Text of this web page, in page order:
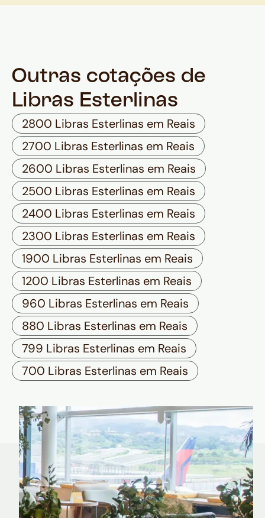
Outras cotações de
Libras Esterlinas
2800 Libras Esterlinas em Reais
2700 Libras Esterlinas em Reais
2600 Libras Esterlinas em Reais
2500 Libras Esterlinas em Reais
2400 Libras Esterlinas em Reais
2300 Libras Esterlinas em Reais
1900 Libras Esterlinas em Reais
1200 Libras Esterlinas em Reais
960 Libras Esterlinas em Reais
880 Libras Esterlinas em Reais
799 Libras Esterlinas em Reais
700 Libras Esterlinas em Reais
Quem é Nomad tem
muito mais